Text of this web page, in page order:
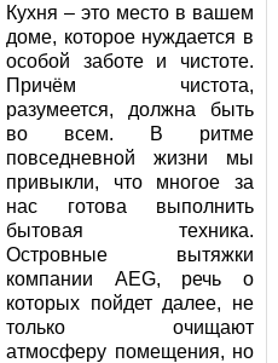
Кухня – это место в вашем
доме, которое нуждается в
особой заботе и чистоте.
Причём чистота,
разумеется, должна быть
во всем. В ритме
повседневной жизни мы
привыкли, что многое за
нас готова выполнить
бытовая техника.
Островные вытяжки
компании AEG, речь о
которых пойдет далее, не
только очищают
атмосферу помещения, но